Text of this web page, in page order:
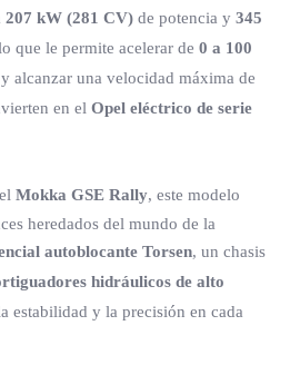
207 kW (281 CV) de potencia y 345
que le permite acelerar de 0 a 100
y alcanzar una velocidad máxima de
en el Opel eléctrico de serie
Mokka GSE Rally, este modelo
heredados del mundo de la
autoblocante Torsen, un chasis
hidráulicos de alto
estabilidad y la precisión en cada